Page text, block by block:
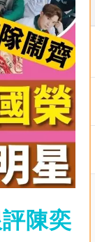
陳奕